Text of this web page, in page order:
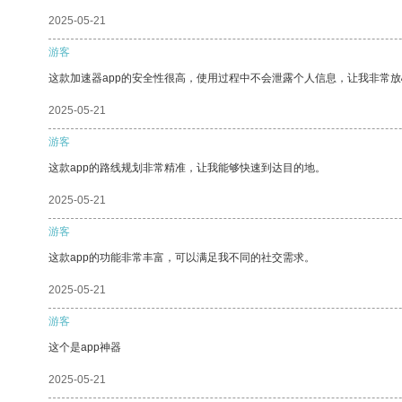
2025-05-21
游客
这款加速器app的安全性很高，使用过程中不会泄露个人信息，让我非常
2025-05-21
游客
这款app的路线规划非常精准，让我能够快速到达目的地。
2025-05-21
游客
这款app的功能非常丰富，可以满足我不同的社交需求。
2025-05-21
游客
这个是app神器
2025-05-21